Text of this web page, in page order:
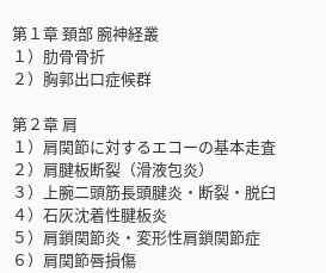
第１章 頚部 腕神経叢
１）肋骨骨折
２）胸郭出口症候群
第２章 肩
１）肩関節に対するエコーの基本走査
２）肩腱板断裂（滑液包炎）
３）上腕二頭筋長頭腱炎・断裂・脱臼
４）石灰沈着性腱板炎
５）肩鎖関節炎・変形性肩鎖関節症
６）肩関節唇損傷